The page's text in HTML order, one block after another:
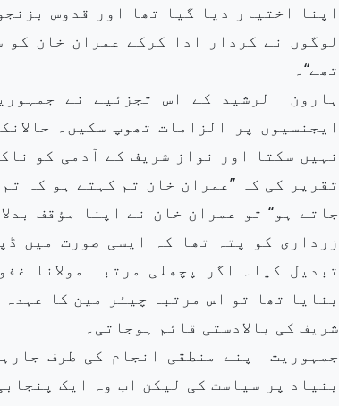
اپنا اختیار دیا گیا تھا اور قدوس
لوگوں نے کردار ادا کرکے عمران خان
تھے‘‘۔
ہارون الرشید کے اس تجزئیے نے
ایجنسیوں پر الزامات تھوپ سکیں۔
نہیں سکتا اور نواز شریف کے آدمی کو
تقریر کی کہ ’’عمران خان تم کہتے ہو کہ
جاتے ہو‘‘ تو عمران خان نے اپنا مؤقف
زرداری کو پتہ تھا کہ ایسی صورت میں
تبدیل کیا۔ اگر پچھلی مرتبہ مولانا
بنایا تھا تو اس مرتبہ چیئر مین کا
شریف کی بالادستی قائم ہوجاتی۔
جمہوریت اپنے منطقی انجام کی طرف
بنیاد پر سیاست کی لیکن اب وہ ایک